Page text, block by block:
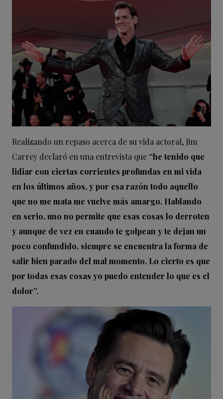
Realizando un repaso acerca de su vida actoral, Jim
Carrey declaró en una entrevista que “he tenido que
lidiar con ciertas corrientes profundas en mi vida
en los últimos años, y por esa razón todo aquello
que no me mata me vuelve más amargo. Hablando
en serio, uno no permite que esas cosas lo derroten
y aunque de vez en cuando te golpean y te dejan un
poco confundido, siempre se encuentra la forma de
salir bien parado del mal momento. Lo cierto es que
por todas esas cosas yo puedo entender lo que es el
dolor”.